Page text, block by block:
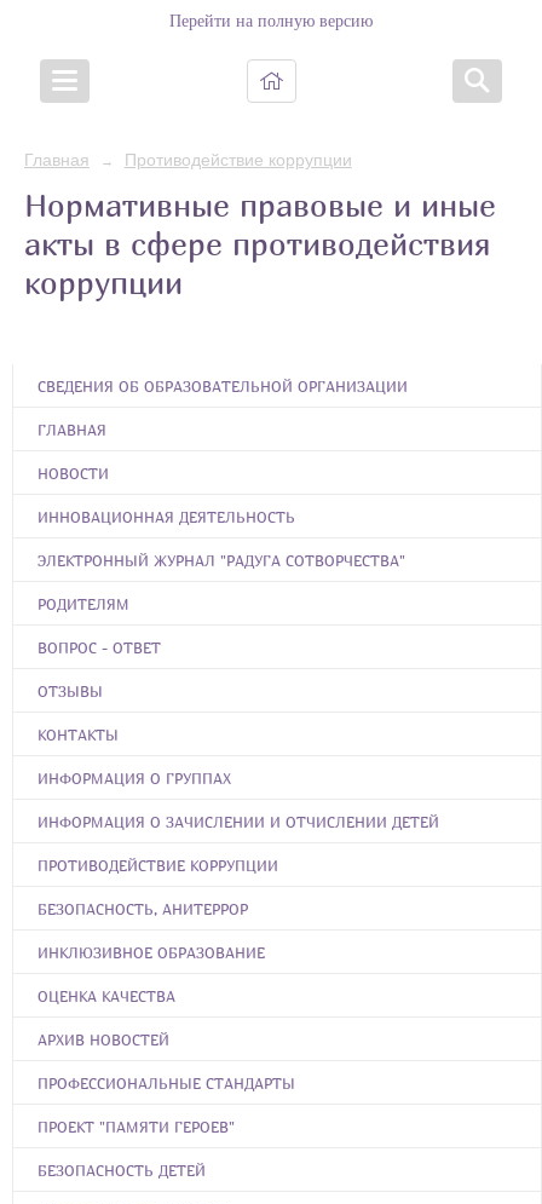
Перейти на полную версию
Главная → Противодействие коррупции
Нормативные правовые и иные
акты в сфере противодействия
коррупции
СВЕДЕНИЯ ОБ ОБРАЗОВАТЕЛЬНОЙ ОРГАНИЗАЦИИ
ГЛАВНАЯ
НОВОСТИ
ИННОВАЦИОННАЯ ДЕЯТЕЛЬНОСТЬ
ЭЛЕКТРОННЫЙ ЖУРНАЛ "РАДУГА СОТВОРЧЕСТВА"
РОДИТЕЛЯМ
ВОПРОС - ОТВЕТ
ОТЗЫВЫ
КОНТАКТЫ
ИНФОРМАЦИЯ О ГРУППАХ
ИНФОРМАЦИЯ О ЗАЧИСЛЕНИИ И ОТЧИСЛЕНИИ ДЕТЕЙ
ПРОТИВОДЕЙСТВИЕ КОРРУПЦИИ
БЕЗОПАСНОСТЬ, АНИТЕРРОР
ИНКЛЮЗИВНОЕ ОБРАЗОВАНИЕ
ОЦЕНКА КАЧЕСТВА
АРХИВ НОВОСТЕЙ
ПРОФЕССИОНАЛЬНЫЕ СТАНДАРТЫ
ПРОЕКТ "ПАМЯТИ ГЕРОЕВ"
БЕЗОПАСНОСТЬ ДЕТЕЙ